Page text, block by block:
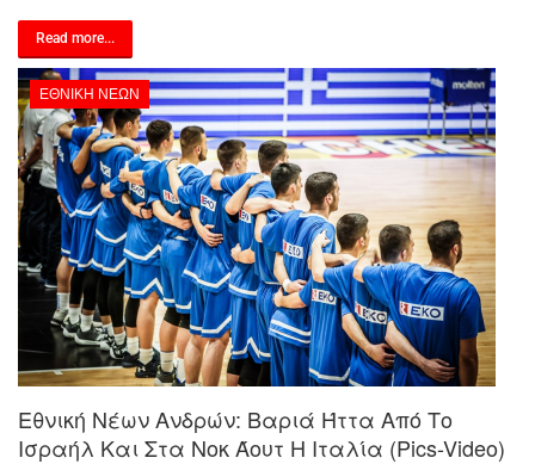
Read more...
ΕΘΝΙΚΉ ΝΈΩΝ
Εθνική Νέων Ανδρών: Βαριά Ήττα Από Το
Ισραήλ Και Στα Νοκ Άουτ Η Ιταλία (pics-Video)